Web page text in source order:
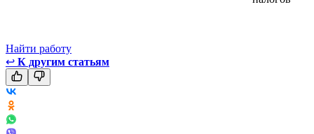
Найти работу
↩ К другим статьям